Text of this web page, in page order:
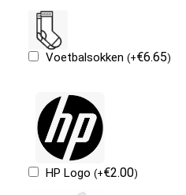
Voetbalsokken(+€6.65)
HP Logo(+€2.00)